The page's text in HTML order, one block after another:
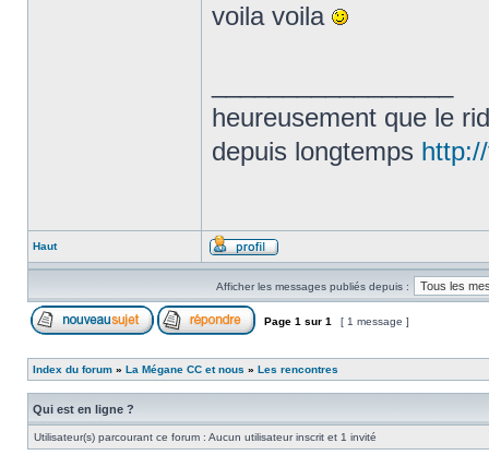
voila voila
heureusement que le
depuis longtemps
Haut
Afficher les messages publiés depuis :
Page 1 sur 1 [ 1 message ]
Index du forum » La Mégane CC et nous » Les rencontres
Qui est en ligne ?
Utilisateur(s) parcourant ce forum : Aucun utilisateur inscrit et 1 invité